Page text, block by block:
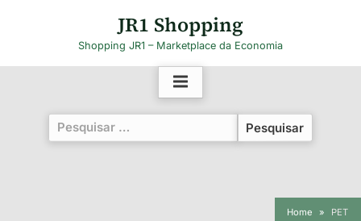
JR1 Shopping
Shopping JR1 – Marketplace da Economia
Pesquisar
por:
Home PET